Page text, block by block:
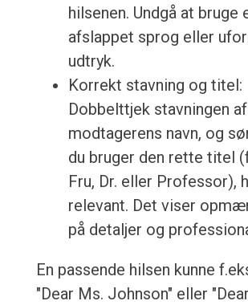
hilsenen. Undgå at bruge
afslappet sprog eller
udtryk.
Korrekt stavning og titel:
Dobbelttjek stavningen af
modtagerens navn, og
du bruger den rette titel
Fru, Dr. eller Professor),
relevant. Det viser
på detaljer og
En passende hilsen kunne
"Dear Ms. Johnson" eller